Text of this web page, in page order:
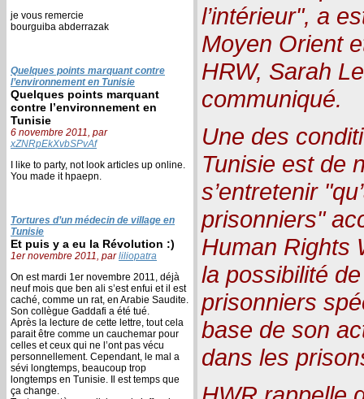
je vous remercie
bourguiba abderrazak
Quelques points marquant contre
l’environnement en Tunisie
Quelques points marquant
contre l’environnement en
Tunisie
6 novembre 2011, par
xZNRpEkXvbSPvAf
I like to party, not look articles up online.
You made it hpaepn.
Tortures d’un médecin de village en
Tunisie
Et puis y a eu la Révolution :)
1er novembre 2011, parliliopatra
On est mardi 1er novembre 2011, déjà
neuf mois que ben ali s’est enfui et il est
caché, comme un rat, en Arabie Saudite.
Son collègue Gaddafi a été tué.
Après la lecture de cette lettre, tout cela
parait être comme un cauchemar pour
celles et ceux qui ne l’ont pas vécu
personnellement. Cependant, le mal a
sévi longtemps, beaucoup trop
longtemps en Tunisie. Il est temps que
ça change.
l’intérieur", a
Moyen Orient
HRW, Sarah
communiqué.
Une des
Tunisie est de
s’entretenir
prisonniers"
Human Rights
la possibilité
prisonniers
base de son
dans les